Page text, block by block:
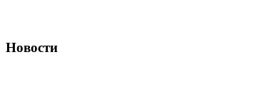
Новости